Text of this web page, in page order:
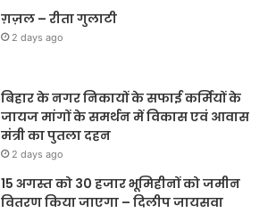
ग़ज़ल – रीता गुलाटी
2 days ago
बिहार के नगर निकायों के सफाई कर्मियों के
जायज मांगों के समर्थन में विकास एवं आवास
मंत्री का पुतला दहन
2 days ago
15 अगस्त को 30 हजार भूमिहीनों को जमीन
वितरण किया जाएगा – दिलीप जायसवा